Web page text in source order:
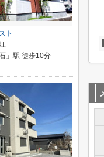
ト
」駅 徒歩10分